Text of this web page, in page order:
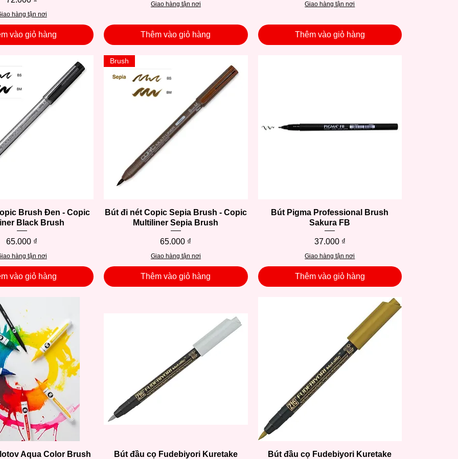
hàng tận nơi
vào giỏ hàng
Giao hàng tận nơi
Thêm vào giỏ hàng
Giao hàng tận nơi
Thêm vào giỏ hàng
Xem nhanh
Brush Đen - Copic
Black Brush
Giá
65.000 ₫
hàng tận nơi
vào giỏ hàng
Xem nhanh
Brush
Bút đi nét Copic Sepia Brush - Copic
Multiliner Sepia Brush
Giá
65.000 ₫
Giao hàng tận nơi
Thêm vào giỏ hàng
Xem nhanh
Bút Pigma Professional Brush
Sakura FB
Giá
37.000 ₫
Giao hàng tận nơi
Thêm vào giỏ hàng
Xem nhanhAqua Color Brush Xem nhanh
Bút đầu cọ Fudebiyori Kuretake
Xem nhanh
Bút đầu cọ Fudebiyori Kuretake